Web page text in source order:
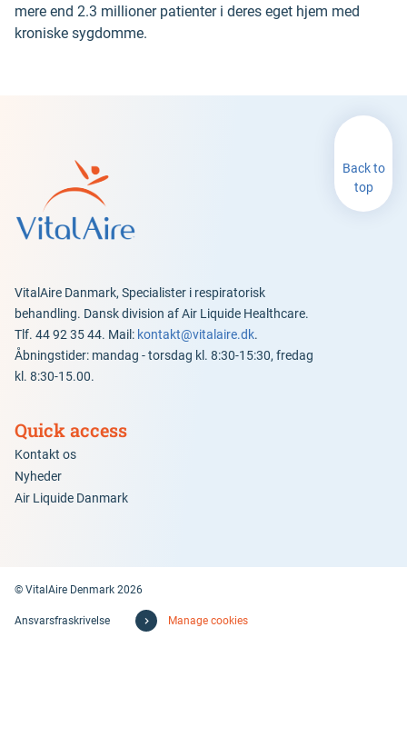
mere end 2.3 millioner patienter i deres eget hjem med
kroniske sygdomme.
VitalAire Danmark, Specialister i respiratorisk
behandling. Dansk division af Air Liquide Healthcare.
Tlf. 44 92 35 44. Mail: kontakt@vitalaire.dk.
Åbningstider: mandag - torsdag kl. 8:30-15:30, fredag
kl. 8:30-15.00.
Quick access
Kontakt os
Nyheder
Air Liquide Danmark
Back to
top
© VitalAire Denmark 2026
Ansvarsfraskrivelse Manage cookies